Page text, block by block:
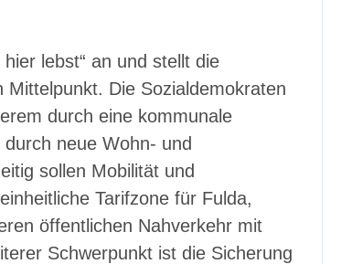
lebst“ an und stellt die
Die Sozialdemokraten
durch eine kommunale
neue Wohn- und
sollen Mobilität und
Tarifzone für Fulda,
öffentlichen Nahverkehr mit
Schwerpunkt ist die Sicherung